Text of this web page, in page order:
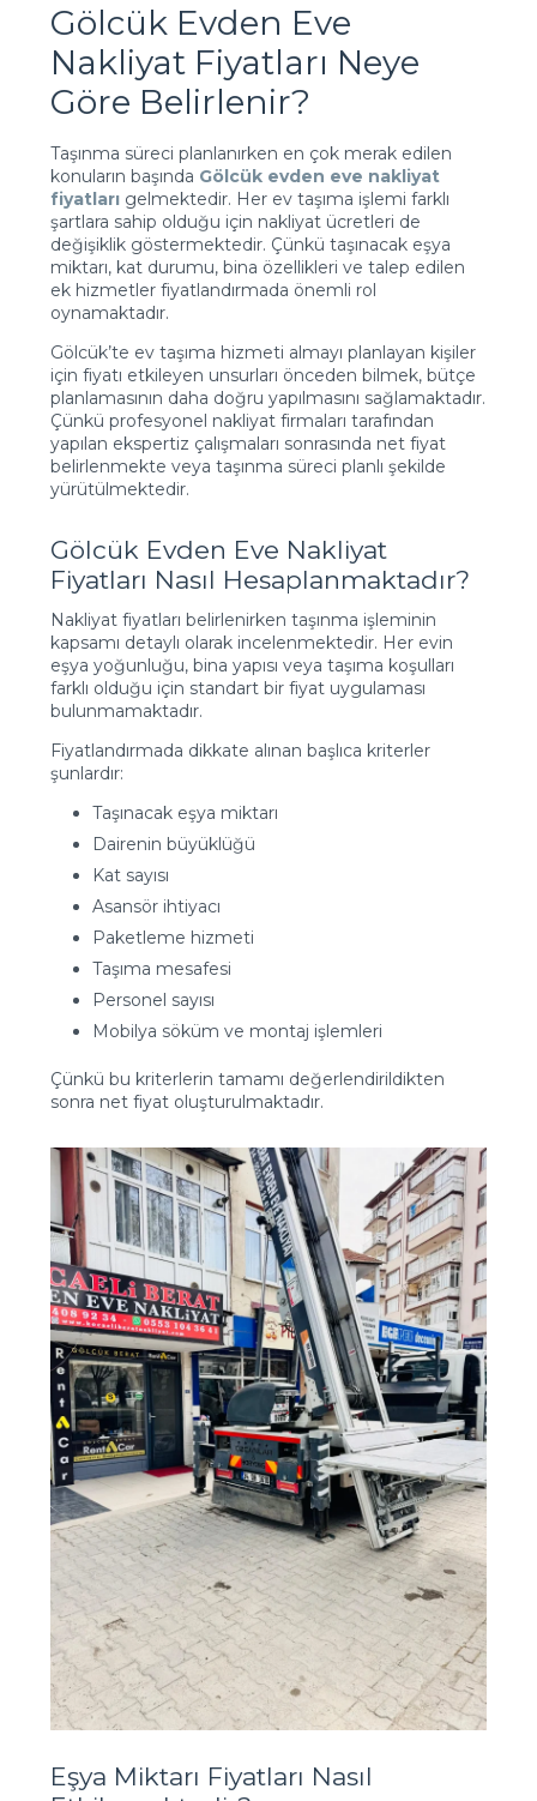
Gölcük Evden Eve
Nakliyat Fiyatları Neye
Göre Belirlenir?
Taşınma süreci planlanırken en çok merak edilen
konuların başında Gölcük evden eve nakliyat
fiyatları gelmektedir. Her ev taşıma işlemi farklı
şartlara sahip olduğu için nakliyat ücretleri de
değişiklik göstermektedir. Çünkü taşınacak eşya
miktarı, kat durumu, bina özellikleri ve talep edilen
ek hizmetler fiyatlandırmada önemli rol
oynamaktadır.
Gölcük’te ev taşıma hizmeti almayı planlayan kişiler
için fiyatı etkileyen unsurları önceden bilmek, bütçe
planlamasının daha doğru yapılmasını sağlamaktadır.
Çünkü profesyonel nakliyat firmaları tarafından
yapılan ekspertiz çalışmaları sonrasında net fiyat
belirlenmekte veya taşınma süreci planlı şekilde
yürütülmektedir.
Gölcük Evden Eve Nakliyat
Fiyatları Nasıl Hesaplanmaktadır?
Nakliyat fiyatları belirlenirken taşınma işleminin
kapsamı detaylı olarak incelenmektedir. Her evin
eşya yoğunluğu, bina yapısı veya taşıma koşulları
farklı olduğu için standart bir fiyat uygulaması
bulunmamaktadır.
Fiyatlandırmada dikkate alınan başlıca kriterler
şunlardır:
Taşınacak eşya miktarı
Dairenin büyüklüğü
Kat sayısı
Asansör ihtiyacı
Paketleme hizmeti
Taşıma mesafesi
Personel sayısı
Mobilya söküm ve montaj işlemleri
Çünkü bu kriterlerin tamamı değerlendirildikten
sonra net fiyat oluşturulmaktadır.
Eşya Miktarı Fiyatları Nasıl